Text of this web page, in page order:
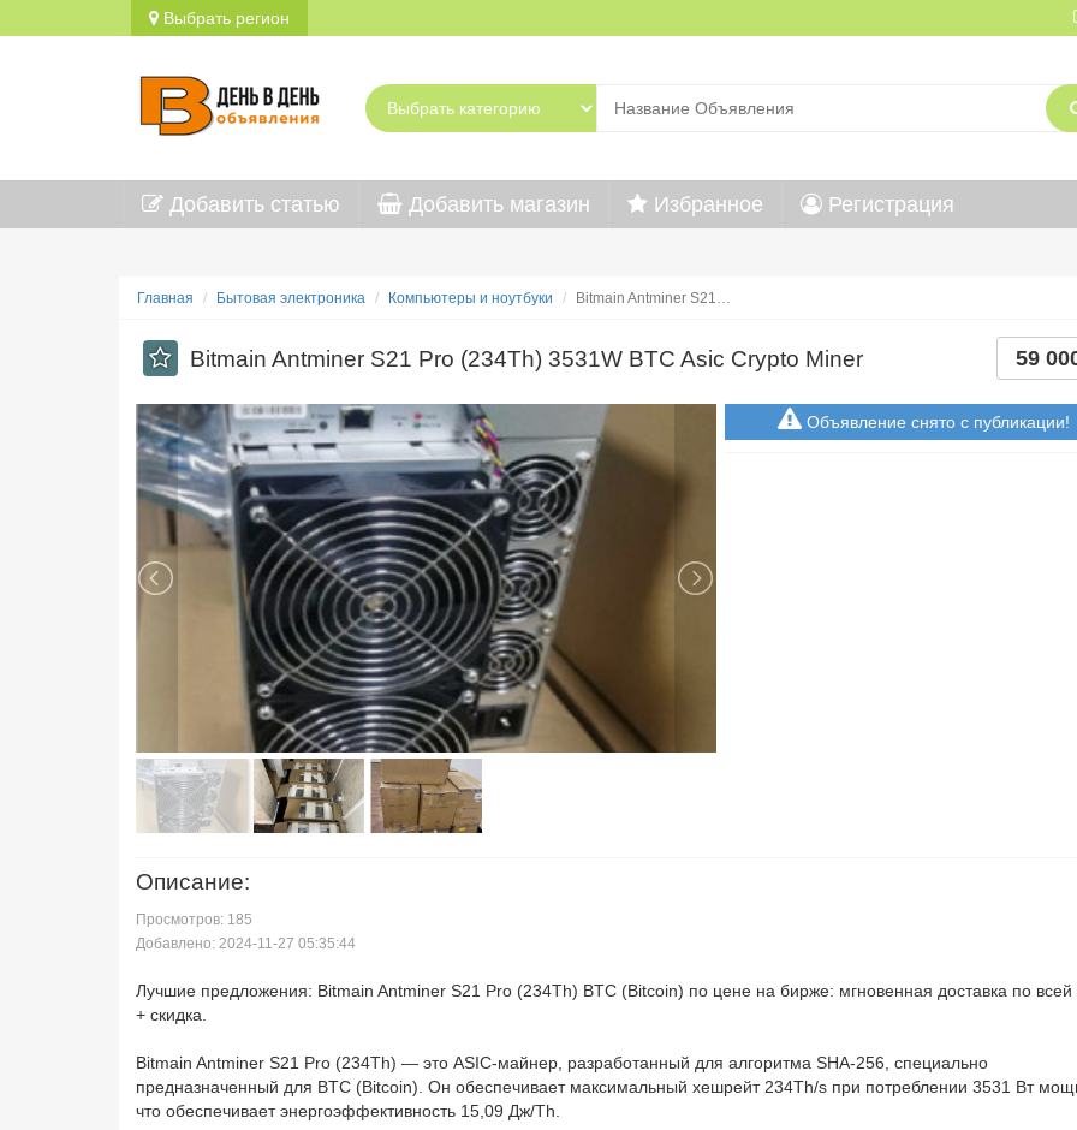
Выбрать регион
Добавить статью Добавить магазин Избранное Регистрация
Главная Бытовая электроника Компьютеры и ноутбуки Bitmain Antminer S21…
Bitmain Antminer S21 Pro (234Th) 3531W BTC Asic Crypto Miner 59
Объявление снято с публикации!
Описание:
Просмотров: 185
Добавлено: 2024-11-27 05:35:44
Лучшие предложения: Bitmain Antminer S21 Pro (234Th) BTC (Bitcoin) по цене на бирже: мгновенная доставка по всей
+ скидка.
Bitmain Antminer S21 Pro (234Th) — это ASIC-майнер, разработанный для алгоритма SHA-256, специально
предназначенный для BTC (Bitcoin). Он обеспечивает максимальный хешрейт 234Th/s при потреблении 3531 Вт
что обеспечивает энергоэффективность 15,09 Дж/Th.